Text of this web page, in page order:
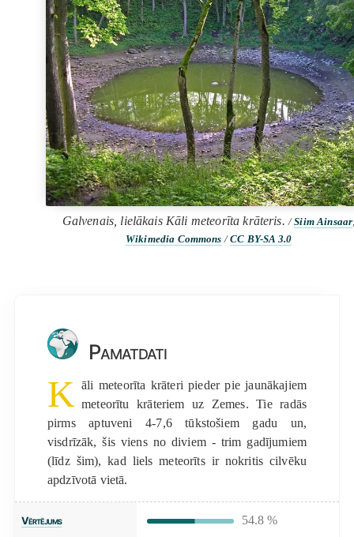
Galvenais, lielākais Kāli meteorīta krāteris. /Siim Ainsaar
Wikimedia Commons /CC BY-SA 3.0
Pamatdati
K āli meteorīta krāteri pieder pie jaunākajiem
meteorītu krāteriem uz Zemes. Tie radās
pirms aptuveni 4-7,6 tūkstošiem gadu un,
visdrīzāk, šis viens no diviem - trim gadījumiem
(līdz šim), kad liels meteorīts ir nokritis cilvēku
apdzīvotā vietā.
Vērtējums 54.8 %